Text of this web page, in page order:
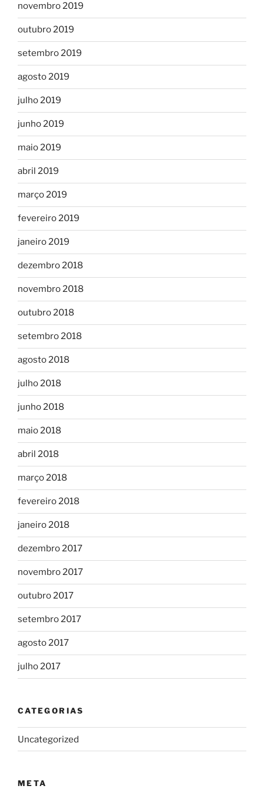
novembro 2019
outubro 2019
setembro 2019
agosto 2019
julho 2019
junho 2019
maio 2019
abril 2019
março 2019
fevereiro 2019
janeiro 2019
dezembro 2018
novembro 2018
outubro 2018
setembro 2018
agosto 2018
julho 2018
junho 2018
maio 2018
abril 2018
março 2018
fevereiro 2018
janeiro 2018
dezembro 2017
novembro 2017
outubro 2017
setembro 2017
agosto 2017
julho 2017
CATEGORIAS
Uncategorized
META